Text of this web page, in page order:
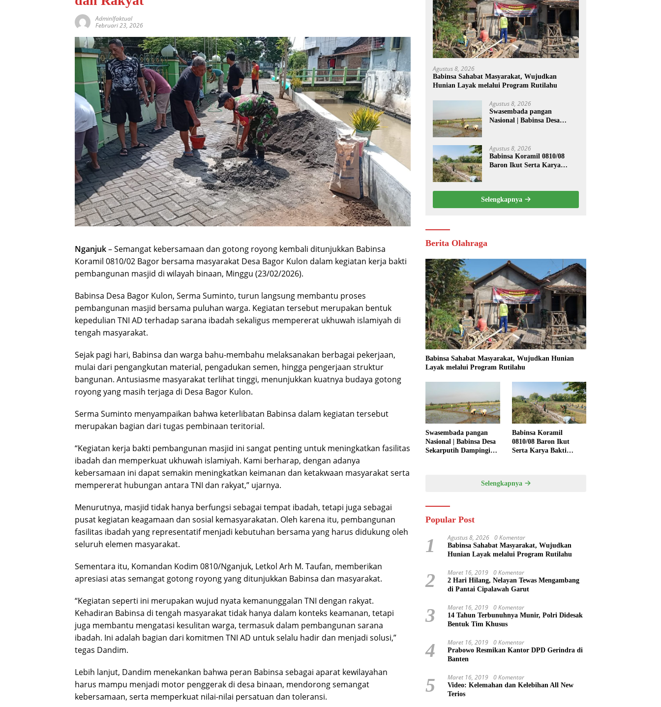
AdminIfaktual
Februari 23, 2026
Nganjuk– Semangat kebersamaan dan gotong royong kembali ditunjukkan Babinsa
Koramil 0810/02 Bagor bersama masyarakat Desa Bagor Kulon dalam kegiatan kerja bakti
pembangunan masjid di wilayah binaan, Minggu (23/02/2026).
Babinsa Desa Bagor Kulon, Serma Suminto, turun langsung membantu proses
pembangunan masjid bersama puluhan warga. Kegiatan tersebut merupakan bentuk
kepedulian TNI AD terhadap sarana ibadah sekaligus mempererat ukhuwah islamiyah di
tengah masyarakat.
Sejak pagi hari, Babinsa dan warga bahu-membahu melaksanakan berbagai pekerjaan,
mulai dari pengangkutan material, pengadukan semen, hingga pengerjaan struktur
bangunan. Antusiasme masyarakat terlihat tinggi, menunjukkan kuatnya budaya gotong
royong yang masih terjaga di Desa Bagor Kulon.
Serma Suminto menyampaikan bahwa keterlibatan Babinsa dalam kegiatan tersebut
merupakan bagian dari tugas pembinaan teritorial.
“Kegiatan kerja bakti pembangunan masjid ini sangat penting untuk meningkatkan fasilitas
ibadah dan memperkuat ukhuwah islamiyah. Kami berharap, dengan adanya
kebersamaan ini dapat semakin meningkatkan keimanan dan ketakwaan masyarakat serta
mempererat hubungan antara TNI dan rakyat,” ujarnya.
Menurutnya, masjid tidak hanya berfungsi sebagai tempat ibadah, tetapi juga sebagai
pusat kegiatan keagamaan dan sosial kemasyarakatan. Oleh karena itu, pembangunan
fasilitas ibadah yang representatif menjadi kebutuhan bersama yang harus didukung oleh
seluruh elemen masyarakat.
Sementara itu, Komandan Kodim 0810/Nganjuk, Letkol Arh M. Taufan, memberikan
apresiasi atas semangat gotong royong yang ditunjukkan Babinsa dan masyarakat.
“Kegiatan seperti ini merupakan wujud nyata kemanunggalan TNI dengan rakyat.
Kehadiran Babinsa di tengah masyarakat tidak hanya dalam konteks keamanan, tetapi
juga membantu mengatasi kesulitan warga, termasuk dalam pembangunan sarana
ibadah. Ini adalah bagian dari komitmen TNI AD untuk selalu hadir dan menjadi solusi,”
tegas Dandim.
Lebih lanjut, Dandim menekankan bahwa peran Babinsa sebagai aparat kewilayahan
harus mampu menjadi motor penggerak di desa binaan, mendorong semangat
kebersamaan, serta memperkuat nilai-nilai persatuan dan toleransi.
Agustus 8, 2026
Babinsa Sahabat Masyarakat, Wujudkan
Hunian Layak melalui Program Rutilahu
Agustus 8, 2026
Swasembada pangan
Nasional | Babinsa Desa
Ketahanan Pangan
Agustus 8, 2026
Babinsa Koramil 0810/08
Baron Ikut Serta Karya
Selengkapnya
Berita Olahraga
Babinsa Sahabat Masyarakat, Wujudkan Hunian
Layak melalui Program Rutilahu
Swasembada pangan
Nasional | Babinsa Desa
Sekarputih Dampingi
Babinsa Koramil
0810/08 Baron Ikut
Serta Karya Bakti
Selengkapnya
Popular Post
1 Agustus 8, 2026 0 Komentar
Babinsa Sahabat Masyarakat, Wujudkan
Hunian Layak melalui Program Rutilahu
2 Maret 16, 2019 0 Komentar
2 Hari Hilang, Nelayan Tewas Mengambang
di Pantai Cipalawah Garut
3 Maret 16, 2019 0 Komentar
14 Tahun Terbunuhnya Munir, Polri Didesak
Bentuk Tim Khusus
4 Maret 16, 2019 0 Komentar
Prabowo Resmikan Kantor DPD Gerindra di
Banten
5 Maret 16, 2019 0 Komentar
Video: Kelemahan dan Kelebihan All New
Terios